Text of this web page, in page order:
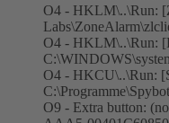
O4 - HKLM\..\Run:
O4 - HKLM\..\Run:
O4 - HKCU\..\Run:
O9 - Extra button: